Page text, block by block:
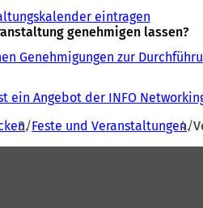
eintragen
genehmigen lassen?
Genehmigungen zur
ein Angebot der INFO
Feste und Veranstaltungen